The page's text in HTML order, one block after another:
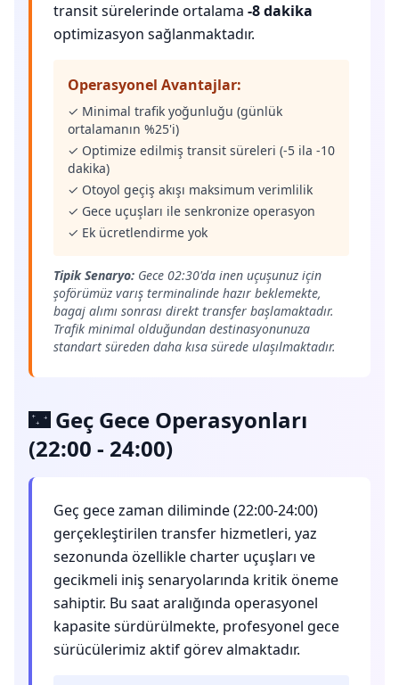
transit sürelerinde ortalama -8 dakika
optimizasyon sağlanmaktadır.
Operasyonel Avantajlar:
✓ Minimal trafik yoğunluğu (günlük
ortalamanın %25'i)
✓ Optimize edilmiş transit süreleri (-5 ila -10
dakika)
✓ Otoyol geçiş akışı maksimum verimlilik
✓ Gece uçuşları ile senkronize operasyon
✓ Ek ücretlendirme yok
Tipik Senaryo: Gece 02:30'da inen uçuşunuz için
şoförümüz varış terminalinde hazır beklemekte,
bagaj alımı sonrası direkt transfer başlamaktadır.
Trafik minimal olduğundan destinasyonunuza
standart süreden daha kısa sürede ulaşılmaktadır.
🌃 Geç Gece Operasyonları
(22:00 - 24:00)
Geç gece zaman diliminde (22:00-24:00)
gerçekleştirilen transfer hizmetleri, yaz
sezonunda özellikle charter uçuşları ve
gecikmeli iniş senaryolarında kritik öneme
sahiptir. Bu saat aralığında operasyonel
kapasite sürdürülmekte, profesyonel gece
sürücülerimiz aktif görev almaktadır.